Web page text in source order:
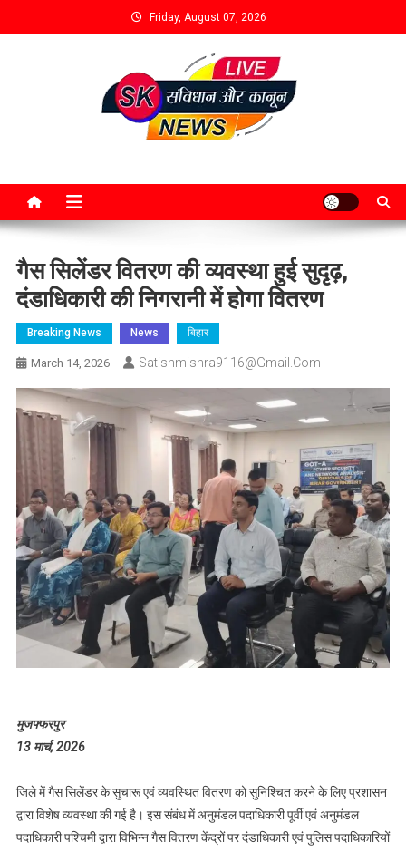
Friday, August 07, 2026
गैस सिलेंडर वितरण की व्यवस्था हुई सुदृढ़,
दंडाधिकारी की निगरानी में होगा वितरण
Breaking News News बिहार
March 14, 2026 Satishmishra9116@gmail.com
मुजफ्फरपुर
13 मार्च, 2026
जिले में गैस सिलेंडर के सुचारू एवं व्यवस्थित वितरण को सुनिश्चित करने के लिए प्रशासन
द्वारा विशेष व्यवस्था की गई है। इस संबंध में अनुमंडल पदाधिकारी पूर्वी एवं अनुमंडल
पदाधिकारी पश्चिमी द्वारा विभिन्न गैस वितरण केंद्रों पर दंडाधिकारी एवं पुलिस पदाधिकारियों